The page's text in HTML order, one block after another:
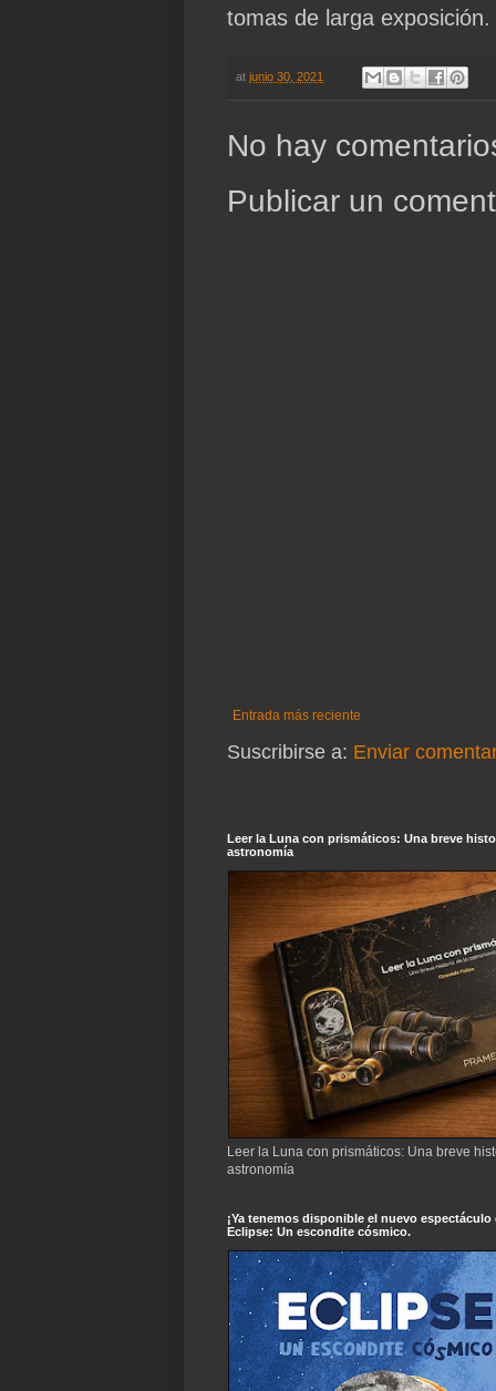
tomas de larga exposición.
atjunio 30, 2021
No hay
Publicar un
Entrada más reciente
Suscribirse a: Enviar
Leer la Luna con prismáticos: Una breve
astronomía
Leer la Luna con prismáticos: Una breve
astronomía
¡Ya tenemos disponible el nuevo
Eclipse: Un escondite cósmico.